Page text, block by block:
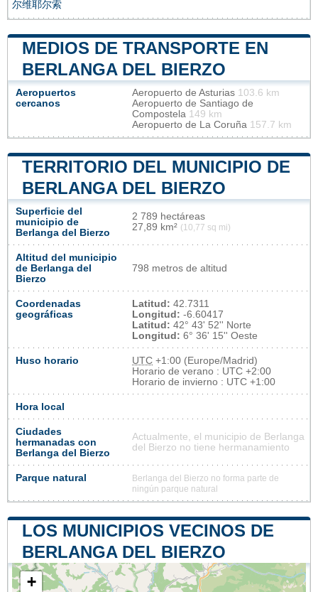
尔维耶尔索
MEDIOS DE TRANSPORTE EN
BERLANGA DEL BIERZO
Aeropuertos
cercanos
Aeropuerto de Asturias 103.6 km
Aeropuerto de Santiago de
Compostela 149 km
Aeropuerto de La Coruña 157.7 km
TERRITORIO DEL MUNICIPIO DE
BERLANGA DEL BIERZO
Superficie del
municipio de
Berlanga del Bierzo
2 789 hectáreas
27,89 km² (10,77 sq mi)
Altitud del municipio
de Berlanga del
Bierzo
798 metros de altitud
Coordenadas
geográficas
Latitud: 42.7311
Longitud: -6.60417
Latitud: 42° 43' 52'' Norte
Longitud: 6° 36' 15'' Oeste
Huso horario UTC +1:00 (Europe/Madrid)
Horario de verano : UTC +2:00
Horario de invierno : UTC +1:00
Hora local
Ciudades
hermanadas con
Berlanga del Bierzo
Actualmente, el municipio de Berlanga
del Bierzo no tiene hermanamiento
Parque natural
Berlanga del Bierzo no forma parte de
ningún parque natural
LOS MUNICIPIOS VECINOS DE
BERLANGA DEL BIERZO
+